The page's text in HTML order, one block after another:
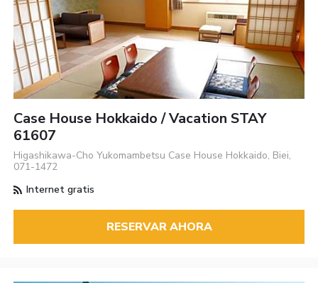
Case House Hokkaido / Vacation STAY
61607
Higashikawa-Cho Yukomambetsu Case House Hokkaido, Biei,
071-1472
Internet gratis
RESERVAR AHORA